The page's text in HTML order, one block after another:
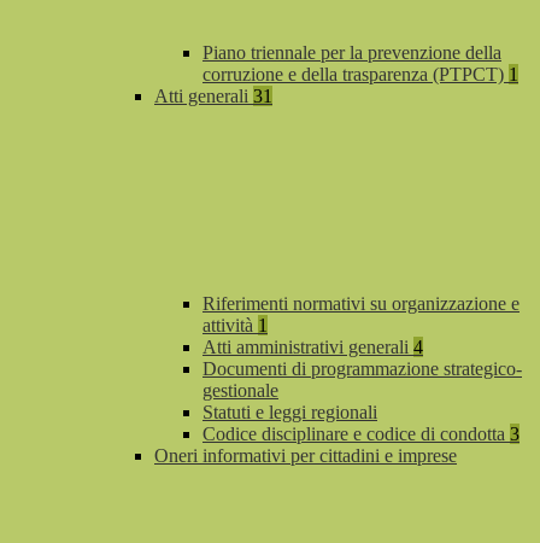
Piano triennale per la prevenzione della
corruzione e della trasparenza (PTPCT) 1
Atti generali 31
Riferimenti normativi su organizzazione e
attività 1
Atti amministrativi generali 4
Documenti di programmazione strategico-
gestionale
Statuti e leggi regionali
Codice disciplinare e codice di condotta 3
Oneri informativi per cittadini e imprese